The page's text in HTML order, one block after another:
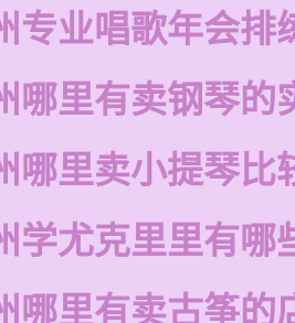
专业唱歌年会排
哪里有卖钢琴的
哪里卖小提琴比
学尤克里里有哪
哪里有卖古筝的